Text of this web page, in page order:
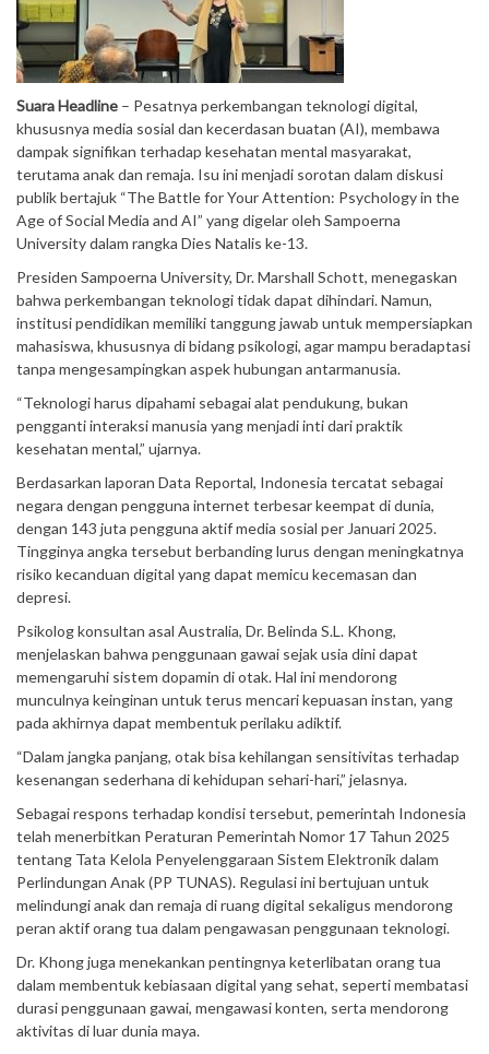
Suara Headline – Pesatnya perkembangan teknologi digital,
khususnya media sosial dan kecerdasan buatan (AI), membawa
dampak signifikan terhadap kesehatan mental masyarakat,
terutama anak dan remaja. Isu ini menjadi sorotan dalam diskusi
publik bertajuk “The Battle for Your Attention: Psychology in the
Age of Social Media and AI” yang digelar oleh Sampoerna
University dalam rangka Dies Natalis ke-13.
Presiden Sampoerna University, Dr. Marshall Schott, menegaskan
bahwa perkembangan teknologi tidak dapat dihindari. Namun,
institusi pendidikan memiliki tanggung jawab untuk mempersiapkan
mahasiswa, khususnya di bidang psikologi, agar mampu beradaptasi
tanpa mengesampingkan aspek hubungan antarmanusia.
“Teknologi harus dipahami sebagai alat pendukung, bukan
pengganti interaksi manusia yang menjadi inti dari praktik
kesehatan mental,” ujarnya.
Berdasarkan laporan Data Reportal, Indonesia tercatat sebagai
negara dengan pengguna internet terbesar keempat di dunia,
dengan 143 juta pengguna aktif media sosial per Januari 2025.
Tingginya angka tersebut berbanding lurus dengan meningkatnya
risiko kecanduan digital yang dapat memicu kecemasan dan
depresi.
Psikolog konsultan asal Australia, Dr. Belinda S.L. Khong,
menjelaskan bahwa penggunaan gawai sejak usia dini dapat
memengaruhi sistem dopamin di otak. Hal ini mendorong
munculnya keinginan untuk terus mencari kepuasan instan, yang
pada akhirnya dapat membentuk perilaku adiktif.
“Dalam jangka panjang, otak bisa kehilangan sensitivitas terhadap
kesenangan sederhana di kehidupan sehari-hari,” jelasnya.
Sebagai respons terhadap kondisi tersebut, pemerintah Indonesia
telah menerbitkan Peraturan Pemerintah Nomor 17 Tahun 2025
tentang Tata Kelola Penyelenggaraan Sistem Elektronik dalam
Perlindungan Anak (PP TUNAS). Regulasi ini bertujuan untuk
melindungi anak dan remaja di ruang digital sekaligus mendorong
peran aktif orang tua dalam pengawasan penggunaan teknologi.
Dr. Khong juga menekankan pentingnya keterlibatan orang tua
dalam membentuk kebiasaan digital yang sehat, seperti membatasi
durasi penggunaan gawai, mengawasi konten, serta mendorong
aktivitas di luar dunia maya.